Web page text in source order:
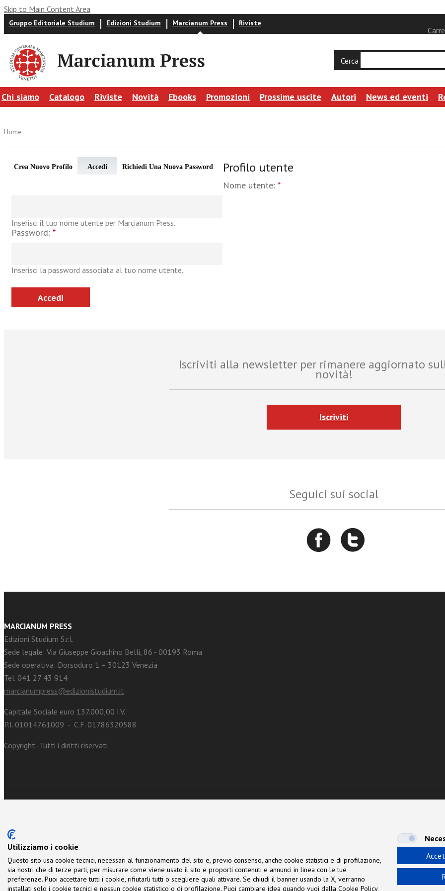
Skip to Main Content Area
Gruppo Editoriale Studium Edizioni Studium Marcianum Press Riviste
Cerca
Chi siamo Catalogo Riviste Novità Ebooks Promozioni Prossime uscite Autori News ed eventi
Home
Crea Nuovo Profilo Accedi Richiedi Una Nuova Password Profilo utente
Nome utente: *
Inserisci il tuo nome utente per Marcianum Press.
Password: *
Inserisci la password associata al tuo nome utente.
Iscriviti alla newsletter per rimanere aggiornato
novità!
Iscriviti
Seguici sui social
MARCIANUM PRESS
Edizioni Studium S.r.l.
Sede legale: Via Giuseppe Gioachino Belli, 86 - 00193 Roma
Sede operativa: Dorsoduro 1 – 30123 Venezia
Tel. 041 27 43 914
marcianumpress@edizionistudium.it
Capitale Sociale euro 137.000,00 I.V.
P.I. 01014761009 - C.F. 01786320588
Copyright -Tutti i diritti riservati
Utilizziamo i cookie
Questo sito usa cookie tecnici, necessari al funzionamento del sito e, previo consenso, anche cookie statistici e di profilazione,
sia nostri che di terze parti, per misurare come viene usato il sito e proporti contenuti e annunci in linea con le tue
preferenze. Puoi accettare tutti i cookie, rifiutarli tutti o scegliere quali attivare. Se chiudi il banner usando la X, verranno
installati solo i cookie tecnici e nessun cookie statistico o di profilazione. Puoi cambiare idea quando vuoi dalla Cookie Policy.